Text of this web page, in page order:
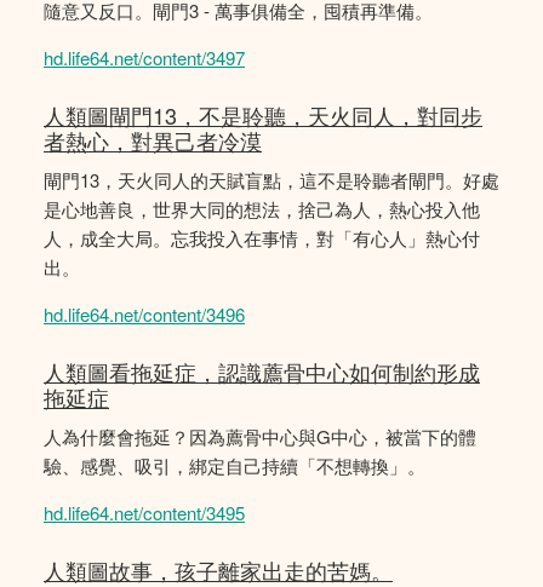
隨意又反口。閘門3 - 萬事俱備全，囤積再準備。
hd.life64.net/content/3497
人類圖閘門13，不是聆聽，天火同人，對同步
者熱心，對異己者冷漠
閘門13，天火同人的天賦盲點，這不是聆聽者閘門。好處
是心地善良，世界大同的想法，捨己為人，熱心投入他
人，成全大局。忘我投入在事情，對「有心人」熱心付
出。
hd.life64.net/content/3496
人類圖看拖延症，認識薦骨中心如何制約形成
拖延症
人為什麼會拖延？因為薦骨中心與G中心，被當下的體
驗、感覺、吸引，綁定自己持續「不想轉換」。
hd.life64.net/content/3495
人類圖故事，孩子離家出走的苦媽。